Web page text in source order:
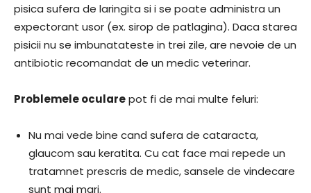
pisica sufera de laringita si i se poate administra un
expectorant usor (ex. sirop de patlagina). Daca starea
pisicii nu se imbunatateste in trei zile, are nevoie de un
antibiotic recomandat de un medic veterinar.
Problemele ocularepot fi de mai multe feluri:
Nu mai vede bine cand sufera de cataracta,
glaucom sau keratita. Cu cat face mai repede un
tratamnet prescris de medic, sansele de vindecare
sunt mai mari.